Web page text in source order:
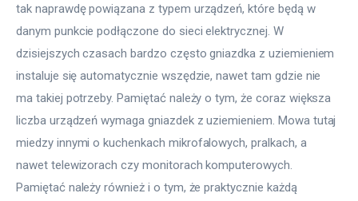
tak naprawdę powiązana z typem urządzeń, które będą w
danym punkcie podłączone do sieci elektrycznej. W
dzisiejszych czasach bardzo często gniazdka z uziemieniem
instaluje się automatycznie wszędzie, nawet tam gdzie nie
ma takiej potrzeby. Pamiętać należy o tym, że coraz większa
liczba urządzeń wymaga gniazdek z uziemieniem. Mowa tutaj
miedzy innymi o kuchenkach mikrofalowych, pralkach, a
nawet telewizorach czy monitorach komputerowych.
Pamiętać należy również i o tym, że praktycznie każdą